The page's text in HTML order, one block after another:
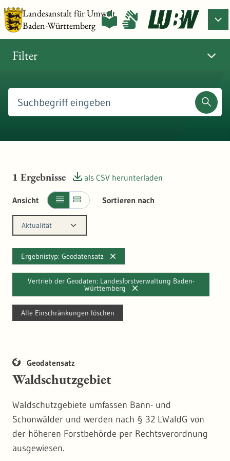
Landesanstalt für Umwelt
Baden-Württemberg
Filter
1 Ergebnisse als CSV herunterladen
Ansicht Sortieren nach
Aktualität
Ergebnistyp: Geodatensatz
Vertrieb der Geodaten: Landesforstverwaltung Baden-
Württemberg
Alle Einschränkungen löschen
Geodatensatz
Waldschutzgebiet
Waldschutzgebiete umfassen Bann- und
Schonwälder und werden nach § 32 LWaldG von
der höheren Forstbehörde per Rechtsverordnung
ausgewiesen.